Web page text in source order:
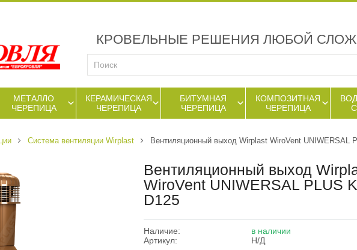
КРОВЕЛЬНЫЕ РЕШЕНИЯ ЛЮБОЙ
МЕТАЛЛО
ЧЕРЕПИЦА
КЕРАМИЧЕСКАЯ
ЧЕРЕПИЦА
БИТУМНАЯ
ЧЕРЕПИЦА
КОМПОЗИТНАЯ
ЧЕРЕПИЦА
Cистема вентиляции Wirplast Вентиляционный выход Wirplast WiroVent UNIWERSAL
Вентиляционный выход
WiroVent UNIWERSAL PLUS
D125
Наличие:
в наличии
Артикул:
Н/Д